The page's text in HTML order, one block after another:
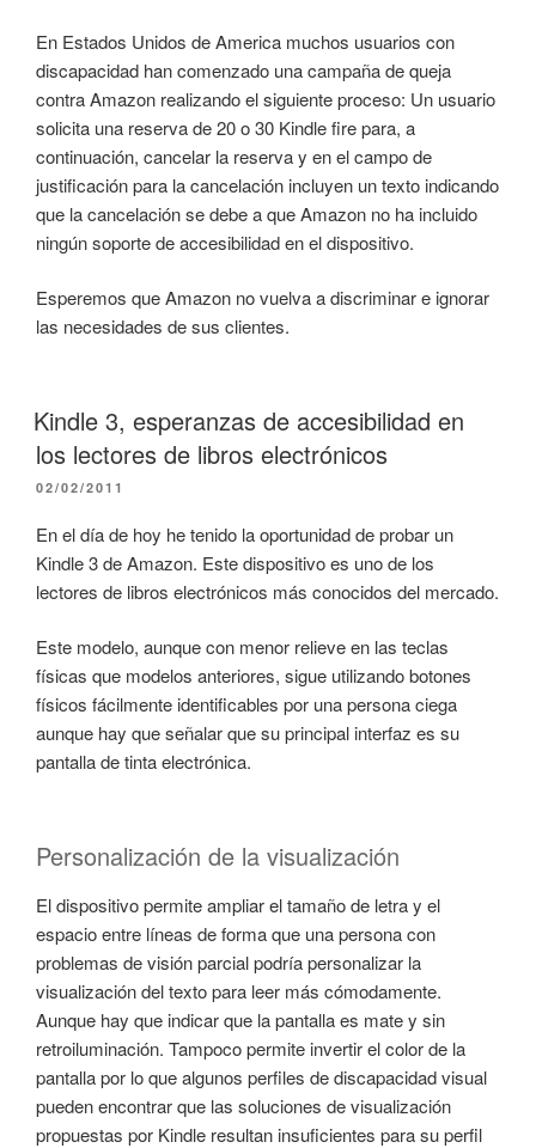
En Estados Unidos de America muchos usuarios con
discapacidad han comenzado una campaña de queja
contra Amazon realizando el siguiente proceso: Un usuario
solicita una reserva de 20 o 30 Kindle fire para, a
continuación, cancelar la reserva y en el campo de
justificación para la cancelación incluyen un texto indicando
que la cancelación se debe a que Amazon no ha incluido
ningún soporte de accesibilidad en el dispositivo.
Esperemos que Amazon no vuelva a discriminar e ignorar
las necesidades de sus clientes.
Kindle 3, esperanzas de accesibilidad en
los lectores de libros electrónicos
PUBLICADO
02/02/2011
En el día de hoy he tenido la oportunidad de probar un
Kindle 3 de Amazon. Este dispositivo es uno de los
lectores de libros electrónicos más conocidos del mercado.
Este modelo, aunque con menor relieve en las teclas
físicas que modelos anteriores, sigue utilizando botones
físicos fácilmente identificables por una persona ciega
aunque hay que señalar que su principal interfaz es su
pantalla de tinta electrónica.
Personalización de la visualización
El dispositivo permite ampliar el tamaño de letra y el
espacio entre líneas de forma que una persona con
problemas de visión parcial podría personalizar la
visualización del texto para leer más cómodamente.
Aunque hay que indicar que la pantalla es mate y sin
retroiluminación. Tampoco permite invertir el color de la
pantalla por lo que algunos perfiles de discapacidad visual
pueden encontrar que las soluciones de visualización
propuestas por Kindle resultan insuficientes para su perfil